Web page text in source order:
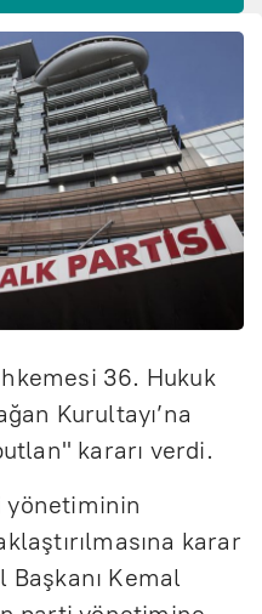
36. Hukuk
Kurultayı’na
kararı verdi.
yönetiminin
karar
Başkanı Kemal